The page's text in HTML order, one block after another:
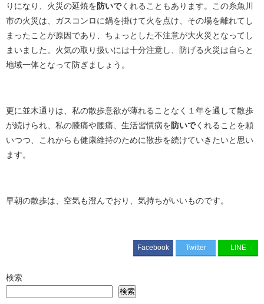
りになり、火災の延焼を防いでくれることもあります。この糸魚川
市の火災は、ガスコンロに鍋を掛けて火を点け、その場を離れてし
まったことが原因であり、ちょっとした不注意が大火災となってし
まいました。火気の取り扱いには十分注意し、防げる火災は自らと
地域一体となって防ぎましょう。
更に並木通りは、私の散歩意欲が薄れることなく１年を通して散歩
が続けられ、私の膝痛や腰痛、生活習慣病を防いでくれることを願
いつつ、これからも健康維持のために散歩を続けていきたいと思い
ます。
早朝の散歩は、空気も澄んでおり、気持ちがいいものです。
Facebook Twitter LINE
検索
検索